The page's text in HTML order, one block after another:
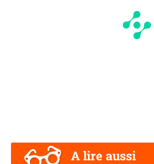
A lire aussi